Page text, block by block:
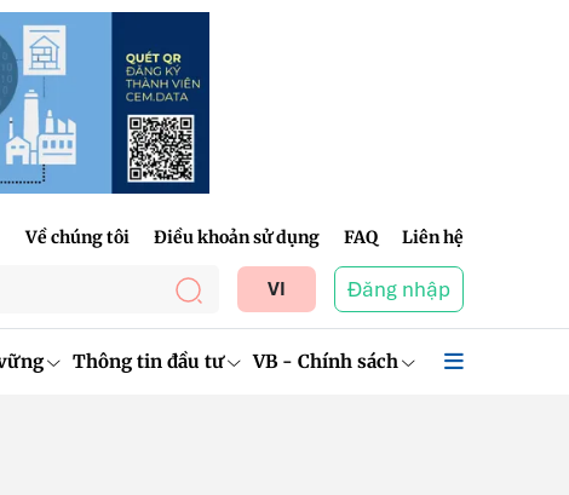
Về chúng tôi Điều khoản sử dụng FAQ Liên hệ
VI Đăng nhập
Thông tin đầu tư VB - Chính sách